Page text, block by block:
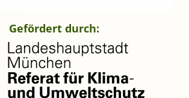
Gefördert durch: